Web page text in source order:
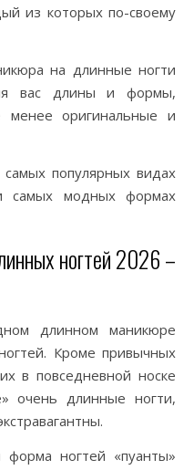
из которых по-своему
на длинные ногти
вас длины и формы,
менее оригинальные и
популярных видах
самых модных формах
ногтей 2026 –
длинном маникюре
Кроме привычных
в повседневной носке
очень длинные ногти,
ногтей «пуанты»